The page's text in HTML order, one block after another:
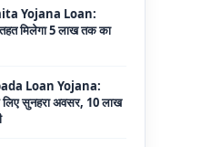
Loan Yojana:
लिए सुनहरा अवसर, 10 लाख
Loan
से मार्कशीट पर ले सकते है